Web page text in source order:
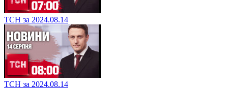
ТСН за 2024.08.14
ТСН за 2024.08.14